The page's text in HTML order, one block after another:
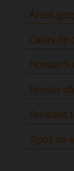
Áreas
Casas de
Nossas
Nossas
Feriados
Tipos de